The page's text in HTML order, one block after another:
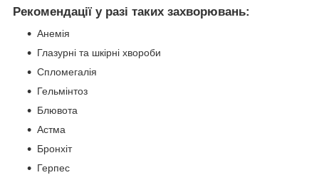
Рекомендації у разі таких захворювань:
Анемія
Глазурні та шкірні хвороби
Спломегалія
Гельмінтоз
Блювота
Астма
Бронхіт
Герпес